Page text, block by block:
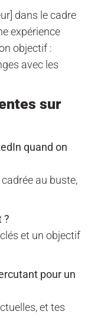
dans le cadre
expérience
objectif :
avec les
sur
quand on
au buste,
?
et un objectif
pour un
et tes